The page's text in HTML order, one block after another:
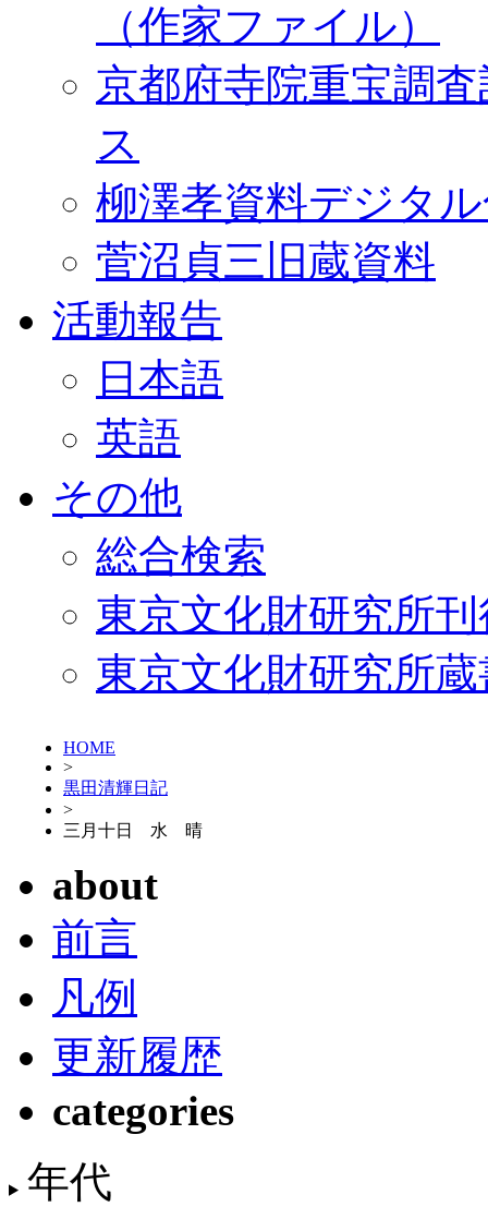
（作家ファイル）
京都府寺院重宝調
ス
柳澤孝資料デジタ
菅沼貞三旧蔵資料
活動報告
日本語
英語
その他
総合検索
東京文化財研究所
東京文化財研究所
HOME
>
黒田清輝日記
>
三月十日 水 晴
about
前言
凡例
更新履歴
categories
年代